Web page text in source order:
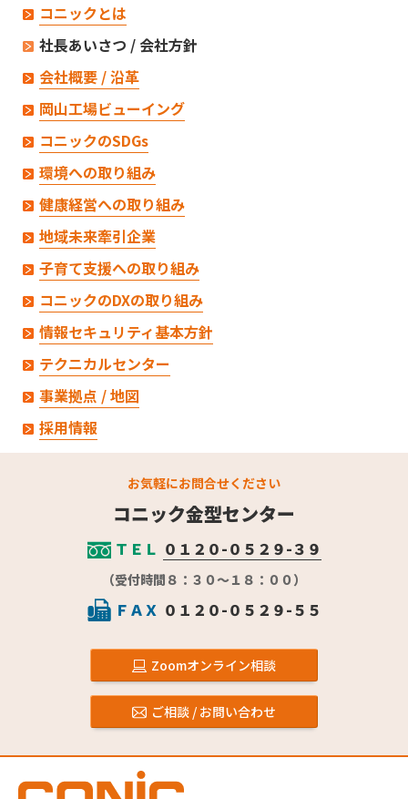
コニックとは
社長あいさつ / 会社方針
会社概要 / 沿革
岡山工場ビューイング
コニックのSDGs
環境への取り組み
健康経営への取り組み
地域未来牽引企業
子育て支援への取り組み
コニックのDXの取り組み
情報セキュリティ基本方針
テクニカルセンター
事業拠点 / 地図
採用情報
お気軽にお問合せください
コニック金型センター
ＴＥＬ ０１２０-０５２９-３９
（受付時間８：３０～１８：００）
ＦＡＸ ０１２０-０５２９-５５
Zoomオンライン相談
ご相談 / お問い合わせ